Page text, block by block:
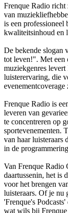
Frenque Radio richt
van
is een professioneel
kwaliteitsinhoud en
De bekende slogan
tot leven!". Met een
muziekgenres
luisterervaring, die
Frenque Radio is
leveren van
te concentreren op
sportevenementen.
van haar luisteraars
in de
Van Frenque Radio
daartussenin, het is
voor het brengen
luisteraars. Of je nu
'Frenque's
wat wils bij